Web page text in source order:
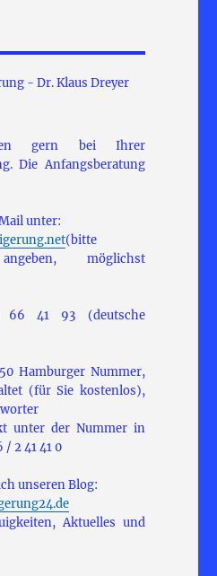
gern bei Ihrer
Die Anfangsberatung
unter:
(bitte
möglichst
41 93 (deutsche
Hamburger Nummer,
(für Sie kostenlos),
unter der Nummer in
2 41 41 0
unseren Blog:
Aktuelles und